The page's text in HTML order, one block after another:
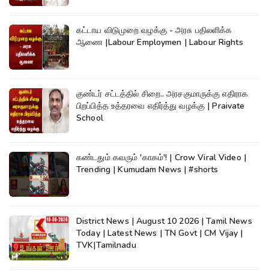
கட்டாய விடுமுறை வழக்கு - அரசு பதிலளிக்க
ஆணை |Labour Employmen | Labour Rights
குண்டர் சட்டத்தில் சிறை.. அரசகுமாருக்கு எதிராக
பிறப்பித்த உத்தரவை எதிர்த்து வழக்கு | Praivate
School
கண்டதும் கவரும் 'காகம்'! | Crow Viral Video |
Trending | Kumudam News | #shorts
District News | August 10 2026 | Tamil News
Today | Latest News | TN Govt | CM Vijay |
TVK|Tamilnadu